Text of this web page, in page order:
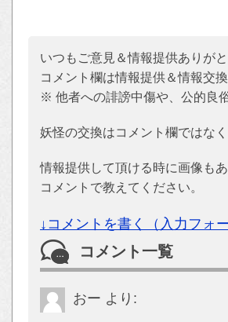
いつもご意見＆情報提供ありがと
コメント欄は情報提供＆情報交
※ 他者への誹謗中傷や、公的良
妖怪の交換はコメント欄ではなく
情報提供して頂ける時に画像もあ
コメントで教えてください。
↓コメントを書く（入力フォ
コメント一覧
おー より: